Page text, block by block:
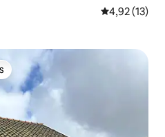
Évaluation
4,92 (13)
plus appréciés